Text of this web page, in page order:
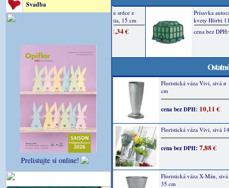
Svadba
Prelistujte si online!
Floristická váza Vivi, sivá ø
cm
cena bez DPH: 10,11 €
Floristická váza Vivi, sivá
cena bez DPH: 7,88 €
Floristická váza X-Män,
35 cm